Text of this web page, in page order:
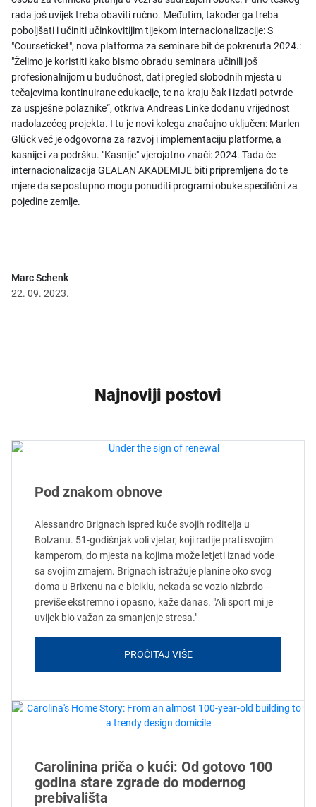
rada još uvijek treba obaviti ručno. Međutim, također ga treba
poboljšati i učiniti učinkovitijim tijekom internacionalizacije: S
"Courseticket", nova platforma za seminare bit će pokrenuta 2024.:
"Želimo je koristiti kako bismo obradu seminara učinili još
profesionalnijom u budućnost, dati pregled slobodnih mjesta u
tečajevima kontinuirane edukacije, te na kraju čak i izdati potvrde
za uspješne polaznike“, otkriva Andreas Linke dodanu vrijednost
nadolazećeg projekta. I tu je novi kolega značajno uključen: Marlen
Glück već je odgovorna za razvoj i implementaciju platforme, a
kasnije i za podršku. "Kasnije" vjerojatno znači: 2024. Tada će
internacionalizacija GEALAN AKADEMIJE biti pripremljena do te
mjere da se postupno mogu ponuditi programi obuke specifični za
pojedine zemlje.
Marc Schenk
22. 09. 2023.
Najnoviji postovi
Pod znakom obnove
Alessandro Brignach ispred kuće svojih roditelja u
Bolzanu. 51-godišnjak voli vjetar, koji radije prati svojim
kamperom, do mjesta na kojima može letjeti iznad vode
sa svojim zmajem. Brignach istražuje planine oko svog
doma u Brixenu na e-biciklu, nekada se vozio nizbrdo –
previše ekstremno i opasno, kaže danas. "Ali sport mi je
uvijek bio važan za smanjenje stresa."
PROČITAJ VIŠE
Carolinina priča o kući: Od gotovo 100
godina stare zgrade do modernog
prebivališta